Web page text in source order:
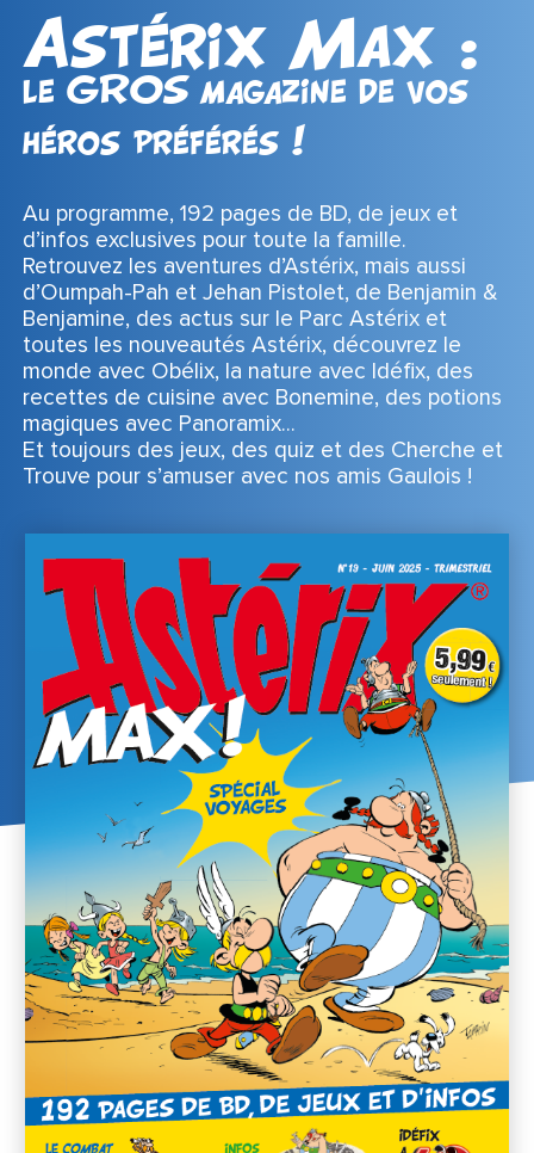
Astérix Max :
le GROS magazine de vos
héros préférés !
Au programme, 192 pages de BD, de jeux et
d’infos exclusives pour toute la famille.
Retrouvez les aventures d’Astérix, mais aussi
d’Oumpah-Pah et Jehan Pistolet, de Benjamin &
Benjamine, des actus sur le Parc Astérix et
toutes les nouveautés Astérix, découvrez le
monde avec Obélix, la nature avec Idéfix, des
recettes de cuisine avec Bonemine, des potions
magiques avec Panoramix…
Et toujours des jeux, des quiz et des Cherche et
Trouve pour s’amuser avec nos amis Gaulois !